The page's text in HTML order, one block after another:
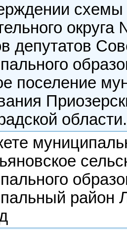
схемы
депутатов
поселение
области.
район